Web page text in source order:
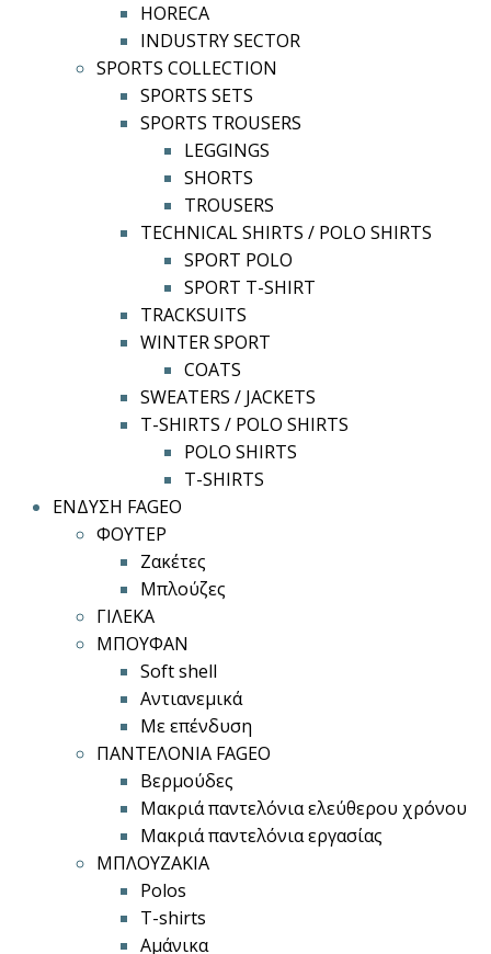
HORECA
INDUSTRY SECTOR
SPORTS COLLECTION
SPORTS SETS
SPORTS TROUSERS
LEGGINGS
SHORTS
TROUSERS
TECHNICAL SHIRTS / POLO SHIRTS
SPORT POLO
SPORT T-SHIRT
TRACKSUITS
WINTER SPORT
COATS
SWEATERS / JACKETS
T-SHIRTS / POLO SHIRTS
POLO SHIRTS
T-SHIRTS
ΕΝΔΥΣΗ FAGEO
ΦΟΥΤΕΡ
Ζακέτες
Μπλούζες
ΓΙΛΕΚΑ
ΜΠΟΥΦΑΝ
Soft shell
Αντιανεμικά
Με επένδυση
ΠΑΝΤΕΛΟΝΙΑ FAGEO
Βερμούδες
Μακριά παντελόνια ελεύθερου χρόνου
Μακριά παντελόνια εργασίας
ΜΠΛΟΥΖΑΚΙΑ
Polos
T-shirts
Αμάνικα